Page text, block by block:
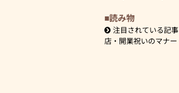
読み物
注目されている記事
店・開業祝いのマナー